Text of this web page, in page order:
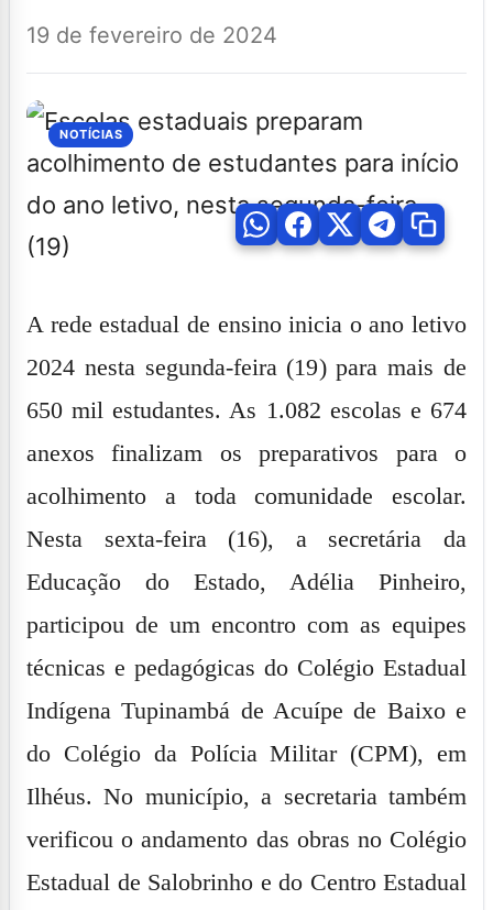
19 de fevereiro de 2024
NOTÍCIAS
A rede estadual de ensino inicia o ano letivo
2024 nesta segunda-feira (19) para mais de
650 mil estudantes. As 1.082 escolas e 674
anexos finalizam os preparativos para o
acolhimento a toda comunidade escolar.
Nesta sexta-feira (16), a secretária da
Educação do Estado, Adélia Pinheiro,
participou de um encontro com as equipes
técnicas e pedagógicas do Colégio Estadual
Indígena Tupinambá de Acuípe de Baixo e
do Colégio da Polícia Militar (CPM), em
Ilhéus. No município, a secretaria também
verificou o andamento das obras no Colégio
Estadual de Salobrinho e do Centro Estadual